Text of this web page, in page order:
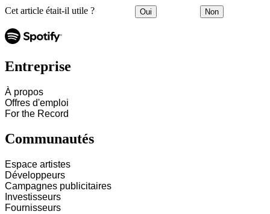
Cet article était-il utile ? Oui Non
Entreprise
À propos
Offres d'emploi
For the Record
Communautés
Espace artistes
Développeurs
Campagnes publicitaires
Investisseurs
Fournisseurs